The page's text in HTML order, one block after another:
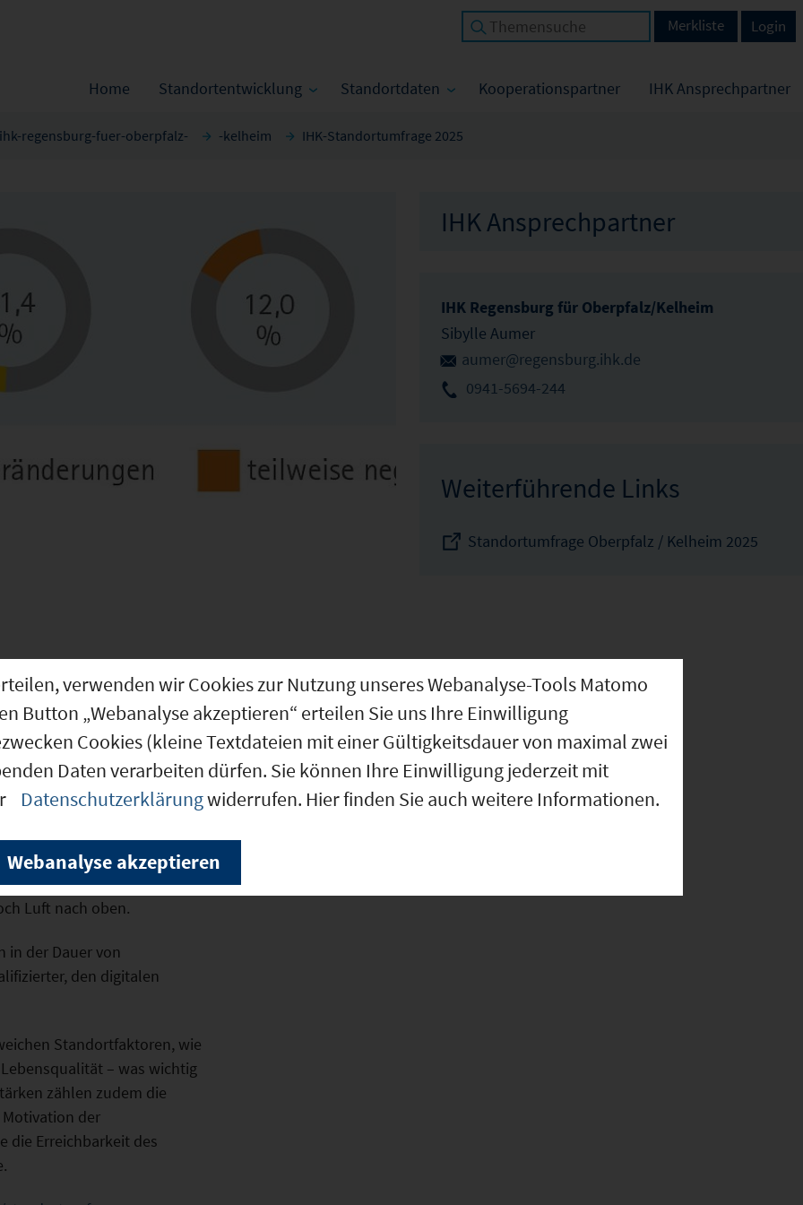
Home Standortentwicklung Standortdaten Kooperationspartner IHK Ansprechpartner
Login
Merkliste
ihk-regensburg-fuer-oberpfalz- -kelheim IHK-Standortumfrage 2025
und
unerlässlich. Alle fünf
große Standortumfrage
alle Branchen liefert ein
die Ergebnisse nicht
Sicht auf den
Landkreis Kelheim im
die Note „sehr gut“,
Luft nach oben.
in der Dauer von
den digitalen
Standortfaktoren, wie
– was wichtig
zählen zudem die
der
die Erreichbarkeit des
IHK Ansprechpartner
IHK Regensburg für Oberpfalz/Kelheim
Sibylle Aumer
aumer@regensburg.ihk.de
0941-5694-244
Weiterführende Links
Standortumfrage Oberpfalz / Kelheim 2025
verwenden wir Cookies zur Nutzung unseres Webanalyse-Tools Matomo
Button „Webanalyse akzeptieren“ erteilen Sie uns Ihre Einwilligung
Cookies (kleine Textdateien mit einer Gültigkeitsdauer von maximal zwei
Daten verarbeiten dürfen. Sie können Ihre Einwilligung jederzeit mit
Datenschutzerklärungwiderrufen. Hier finden Sie auch weitere Informationen.
Webanalyse akzeptieren